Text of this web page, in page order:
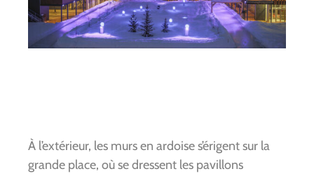
À l’extérieur, les murs en ardoise s’érigent sur la
grande place, où se dressent les pavillons